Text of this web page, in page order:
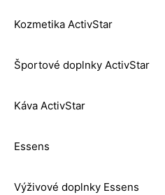
Kozmetika ActivStar
Športové doplnky ActivStar
Káva ActivStar
Essens
Výživové doplnky Essens